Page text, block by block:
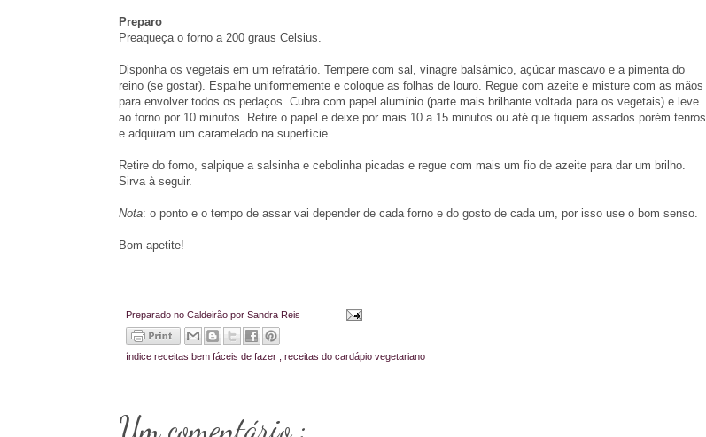
Preparo
Preaqueça o forno a 200 graus Celsius.
Disponha os vegetais em um refratário. Tempere com sal, vinagre balsâmico, açúcar mascavo e a pimenta do
reino (se gostar). Espalhe uniformemente e coloque as folhas de louro. Regue com azeite e misture com as mãos
para envolver todos os pedaços. Cubra com papel alumínio (parte mais brilhante voltada para os vegetais) e leve
ao forno por 10 minutos. Retire o papel e deixe por mais 10 a 15 minutos ou até que fiquem assados porém tenros
e adquiram um caramelado na superfície.
Retire do forno, salpique a salsinha e cebolinha picadas e regue com mais um fio de azeite para dar um brilho.
Sirva à seguir.
Nota: o ponto e o tempo de assar vai depender de cada forno e do gosto de cada um, por isso use o bom senso.
Bom apetite!
Preparado no Caldeirão por Sandra Reis
índice receitas bem fáceis de fazer receitas do cardápio vegetariano
Um comentário :